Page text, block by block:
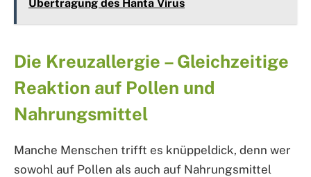
Übertragung des Hanta Virus
Die Kreuzallergie – Gleichzeitige
Reaktion auf Pollen und
Nahrungsmittel
Manche Menschen trifft es knüppeldick, denn wer
sowohl auf Pollen als auch auf Nahrungsmittel